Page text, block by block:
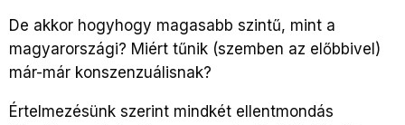
De akkor hogyhogy magasabb szintű, mint a
magyarországi? Miért tűnik (szemben az előbbivel)
már-már konszenzuálisnak?
Értelmezésünk szerint mindkét ellentmondás